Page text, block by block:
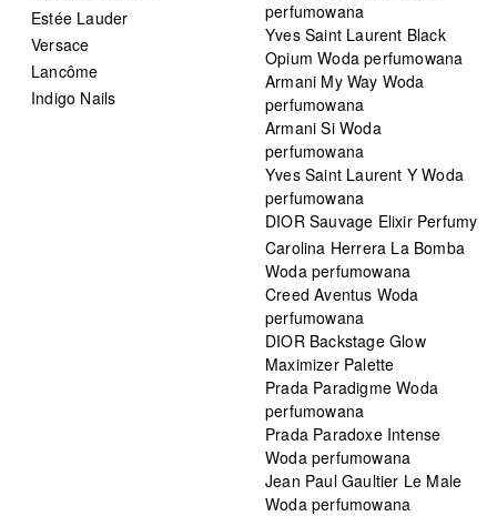
Estée Lauder
Versace
Lancôme
Indigo Nails
perfumowana
Yves Saint Laurent Black
Opium Woda perfumowana
Armani My Way Woda
perfumowana
Armani Si Woda
perfumowana
Yves Saint Laurent Y Woda
perfumowana
DIOR Sauvage Elixir Perfumy
Carolina Herrera La Bomba
Woda perfumowana
Creed Aventus Woda
perfumowana
DIOR Backstage Glow
Maximizer Palette
Prada Paradigme Woda
perfumowana
Prada Paradoxe Intense
Woda perfumowana
Jean Paul Gaultier Le Male
Woda perfumowana